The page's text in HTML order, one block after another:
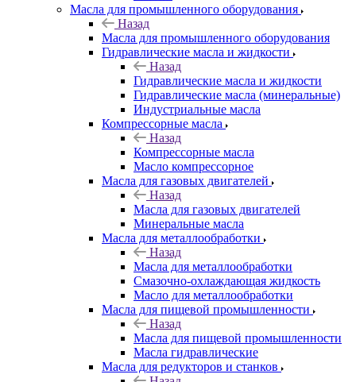
Масла для промышленного оборудования
Назад
Масла для промышленного оборудования
Гидравлические масла и жидкости
Назад
Гидравлические масла и жидкости
Гидравлические масла (минеральные)
Индустриальные масла
Компрессорные масла
Назад
Компрессорные масла
Масло компрессорное
Масла для газовых двигателей
Назад
Масла для газовых двигателей
Минеральные масла
Масла для металлообработки
Назад
Масла для металлообработки
Смазочно-охлаждающая жидкость
Масло для металлообработки
Масла для пищевой промышленности
Назад
Масла для пищевой промышленности
Масла гидравлические
Масла для редукторов и станков